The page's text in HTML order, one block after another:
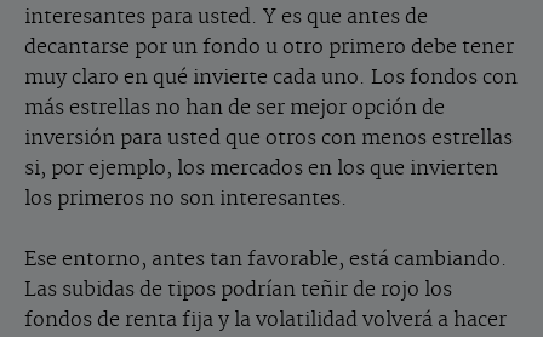
interesantes para usted. Y es que antes de
decantarse por un fondo u otro primero debe tener
muy claro en qué invierte cada uno. Los fondos con
más estrellas no han de ser mejor opción de
inversión para usted que otros con menos estrellas
si, por ejemplo, los mercados en los que invierten
los primeros no son interesantes.
Ese entorno, antes tan favorable, está cambiando.
Las subidas de tipos podrían teñir de rojo los
fondos de renta fija y la volatilidad volverá a hacer